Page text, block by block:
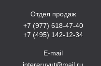
Отдел продаж
+7 (977) 618-47-40
+7 (495) 142-12-34
E-mail
intereruyut@mail.ru